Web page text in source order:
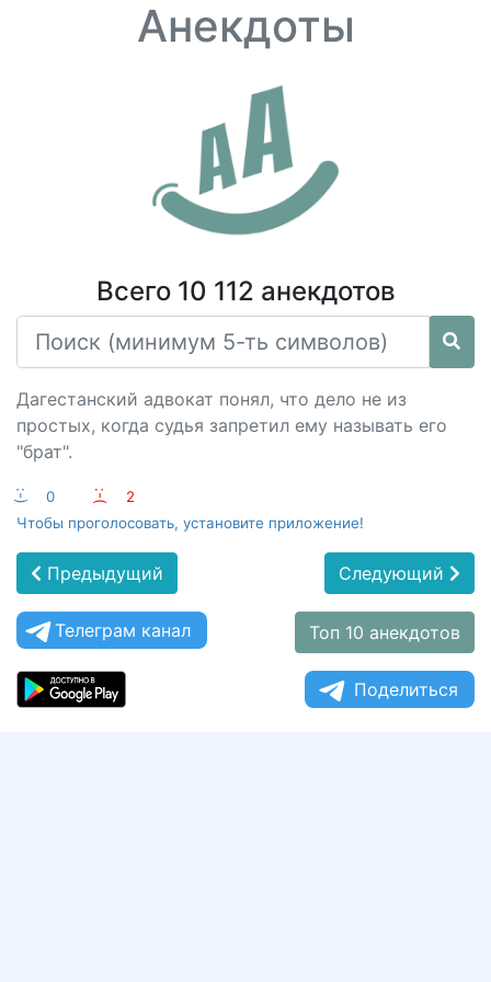
Анекдоты
Всего 10 112 анекдотов
Дагестанский адвокат понял, что дело не из
простых, когда судья запретил ему называть его
"брат".
:-) 0 :-(
2
Чтобы проголосовать, установите приложение!
Предыдущий Следующий
Телеграм канал Топ 10 анекдотов
Поделиться